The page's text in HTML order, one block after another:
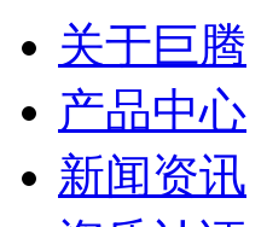
关于巨腾
产品中心
新闻资讯